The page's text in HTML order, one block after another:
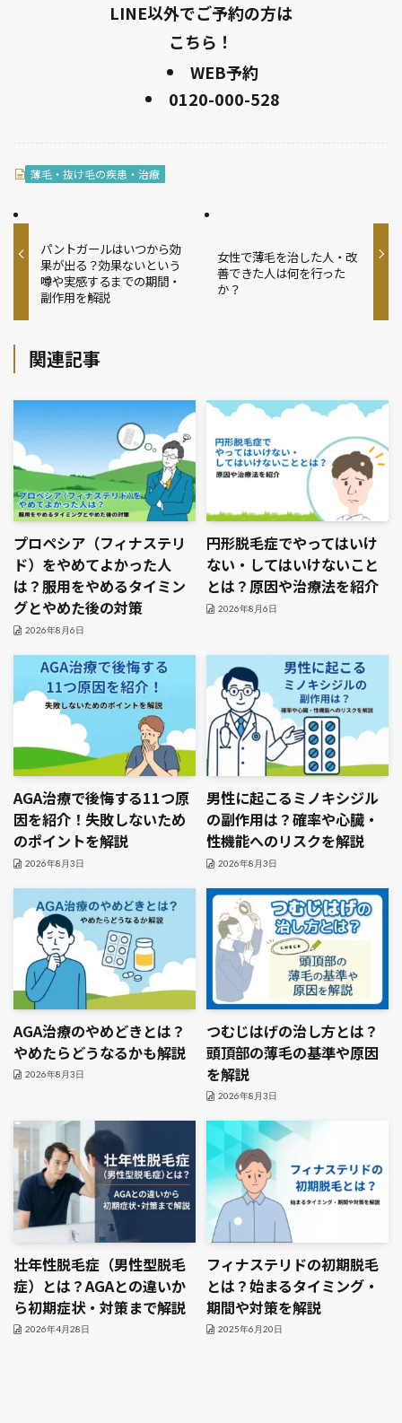
LINE以外でご予約の方は
こちら！
WEB予約
0120-000-528
薄毛・抜け毛の疾患・治療
パントガールはいつから効
果が出る？効果ないという
噂や実感するまでの期間・
副作用を解説
女性で薄毛を治した人・改
善できた人は何を行った
か？
関連記事
プロペシア（フィナステリ
ド）をやめてよかった人
は？服用をやめるタイミン
グとやめた後の対策
2026年8月6日
円形脱毛症でやってはいけ
ない・してはいけないこと
とは？原因や治療法を紹介
2026年8月6日
AGA治療で後悔する11つ原
因を紹介！失敗しないため
のポイントを解説
2026年8月3日
男性に起こるミノキシジル
の副作用は？確率や心臓・
性機能へのリスクを解説
2026年8月3日
AGA治療のやめどきとは？
やめたらどうなるかも解説
2026年8月3日
つむじはげの治し方とは？
頭頂部の薄毛の基準や原因
を解説
2026年8月3日
壮年性脱毛症（男性型脱毛
症）とは？AGAとの違いか
ら初期症状・対策まで解説
2026年4月28日
フィナステリドの初期脱毛
とは？始まるタイミング・
期間や対策を解説
2025年6月20日